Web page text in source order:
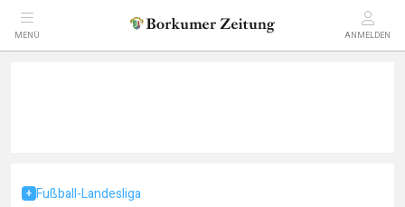
MENÜ ANMELDEN
Fußball-Landesliga